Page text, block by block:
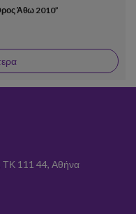
Άθω 2010”
ΤΚ 111 44, Αθήνα